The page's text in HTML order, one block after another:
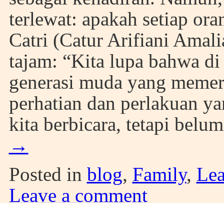
terlewat: apakah setiap
Catri (Catur Arifiani
tajam: “Kita lupa bahwa
generasi muda yang
perhatian dan perlakuan
kita berbicara, tetapi
→
Posted in blog, Family,
Leave a comment